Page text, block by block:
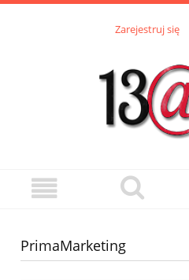
Zarejestruj się
PrimaMarketing